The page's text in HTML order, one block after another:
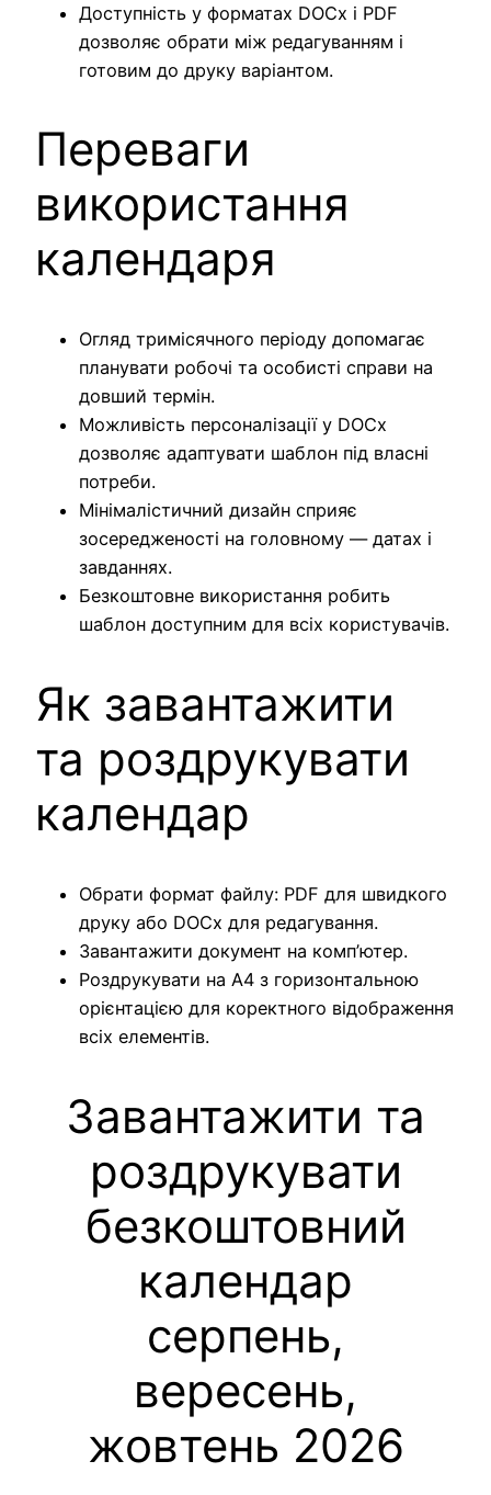
Доступність у форматах DOCx і PDF
дозволяє обрати між редагуванням і
готовим до друку варіантом.
Переваги
використання
календаря
Огляд тримісячного періоду допомагає
планувати робочі та особисті справи на
довший термін.
Можливість персоналізації у DOCx
дозволяє адаптувати шаблон під власні
потреби.
Мінімалістичний дизайн сприяє
зосередженості на головному — датах і
завданнях.
Безкоштовне використання робить
шаблон доступним для всіх користувачів.
Як завантажити
та роздрукувати
календар
Обрати формат файлу: PDF для швидкого
друку або DOCx для редагування.
Завантажити документ на комп’ютер.
Роздрукувати на A4 з горизонтальною
орієнтацією для коректного відображення
всіх елементів.
Завантажити та
роздрукувати
безкоштовний
календар
серпень,
вересень,
жовтень 2026